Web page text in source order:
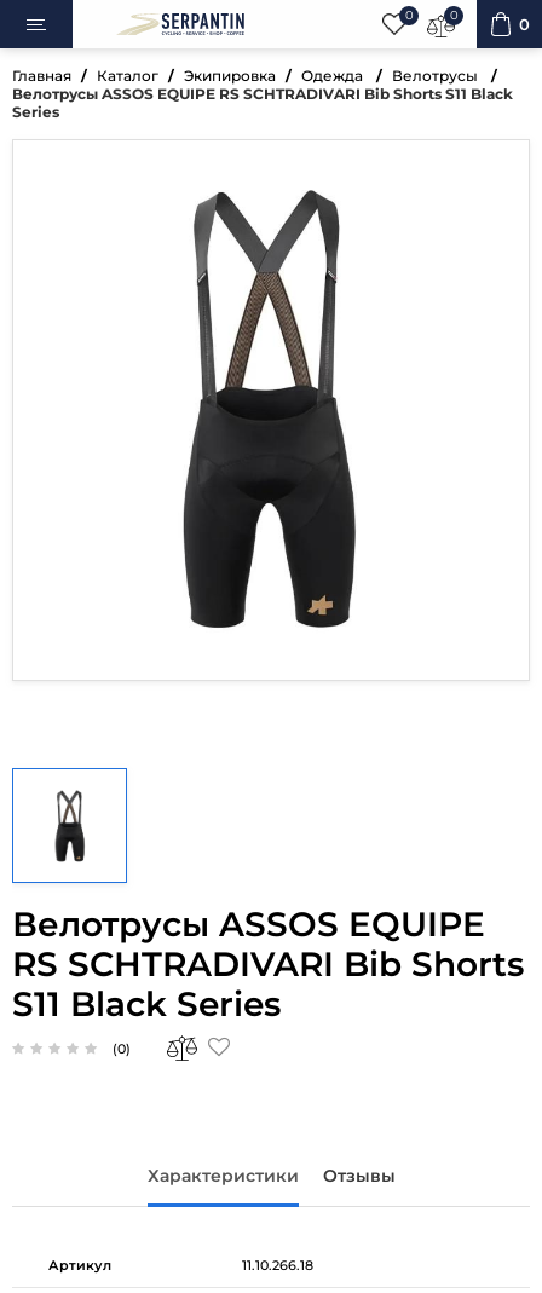
0 0 0
Главная Каталог Экипировка Одежда
Велотрусы
Велотрусы ASSOS EQUIPE RS SCHTRADIVARI Bib Shorts S11 Black
Series
Велотрусы ASSOS EQUIPE
RS SCHTRADIVARI Bib Shorts
S11 Black Series
(0)
Характеристики Отзывы
Артикул 11.10.266.18